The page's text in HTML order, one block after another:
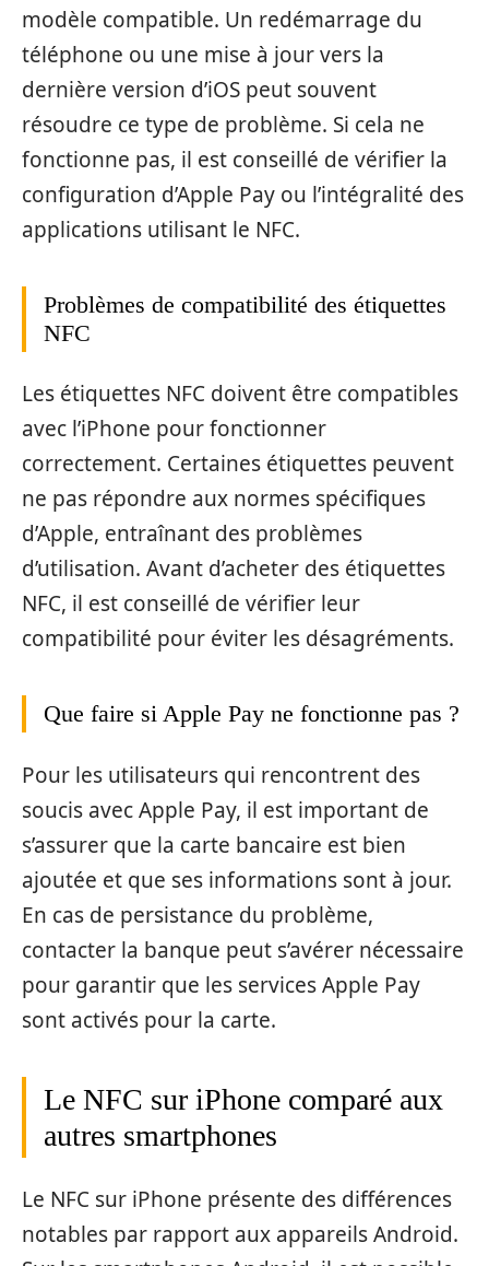
modèle compatible. Un redémarrage du
téléphone ou une mise à jour vers la
dernière version d’iOS peut souvent
résoudre ce type de problème. Si cela ne
fonctionne pas, il est conseillé de vérifier la
configuration d’Apple Pay ou l’intégralité des
applications utilisant le NFC.
Problèmes de compatibilité des étiquettes
NFC
Les étiquettes NFC doivent être compatibles
avec l’iPhone pour fonctionner
correctement. Certaines étiquettes peuvent
ne pas répondre aux normes spécifiques
d’Apple, entraînant des problèmes
d’utilisation. Avant d’acheter des étiquettes
NFC, il est conseillé de vérifier leur
compatibilité pour éviter les désagréments.
Que faire si Apple Pay ne fonctionne pas ?
Pour les utilisateurs qui rencontrent des
soucis avec Apple Pay, il est important de
s’assurer que la carte bancaire est bien
ajoutée et que ses informations sont à jour.
En cas de persistance du problème,
contacter la banque peut s’avérer nécessaire
pour garantir que les services Apple Pay
sont activés pour la carte.
Le NFC sur iPhone comparé aux
autres smartphones
Le NFC sur iPhone présente des différences
notables par rapport aux appareils Android.